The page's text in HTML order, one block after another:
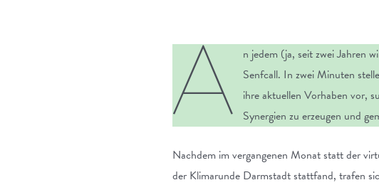
A n jedem (ja, seit zwei Jahren
Senfcall. In zwei Minuten
ihre aktuellen Vorhaben vor,
Synergien zu erzeugen und
Nachdem im vergangenen Monat statt der
der Klimarunde Darmstadt stattfand, trafen